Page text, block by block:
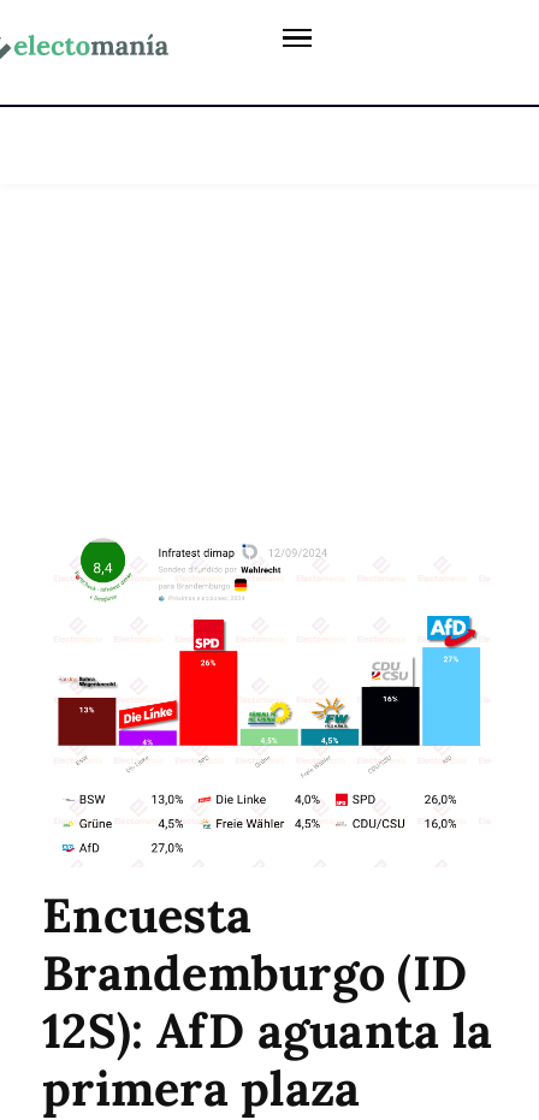
Encuesta
Brandemburgo (ID
12S): AfD aguanta la
primera plaza